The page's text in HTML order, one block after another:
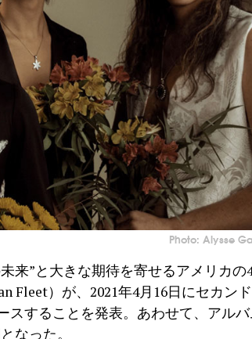
Photo: Alysse
来”と大きな期待を寄せるアメリカの
Fleet）が、2021年4月16日にセカンド
スすることを発表。あわせて、アル
なった。